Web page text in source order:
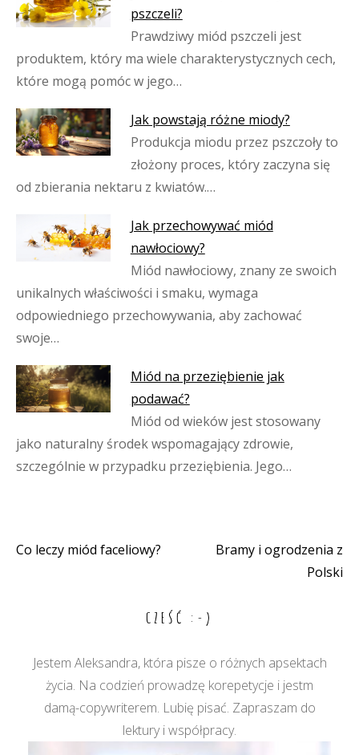
pszczeli?
Prawdziwy miód pszczeli jest
produktem, który ma wiele charakterystycznych cech,
które mogą pomóc w jego…
Jak powstają różne miody?
Produkcja miodu przez pszczoły to
złożony proces, który zaczyna się
od zbierania nektaru z kwiatów.…
Jak przechowywać miód
nawłociowy?
Miód nawłociowy, znany ze swoich
unikalnych właściwości i smaku, wymaga
odpowiedniego przechowywania, aby zachować
swoje…
Miód na przeziębienie jak
podawać?
Miód od wieków jest stosowany
jako naturalny środek wspomagający zdrowie,
szczególnie w przypadku przeziębienia. Jego…
Nawigacja
Co leczy miód faceliowy?
Bramy i ogrodzenia z
Polski
CZEŚĆ :-)
Jestem Aleksandra, która pisze o różnych apsektach
życia. Na codzień prowadzę korepetycje i jestm
damą-copywriterem. Lubię pisać. Zapraszam do
lektury i współpracy.